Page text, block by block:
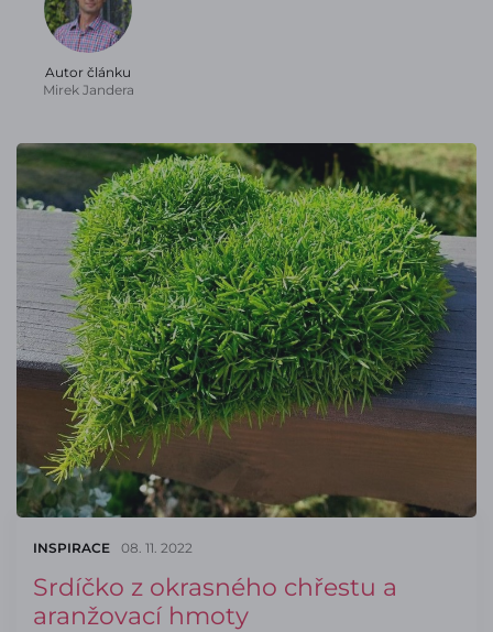
Autor článku
Mirek Jandera
INSPIRACE 08. 11. 2022
Srdíčko z okrasného chřestu a
aranžovací hmoty